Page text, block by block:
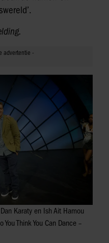
Karaty en Ish Ait Hamou
Think You Can Dance –